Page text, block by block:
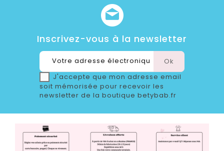
Inscrivez-vous à la newsletter
J'accepte que mon adresse email
soit mémorisée pour recevoir les
newsletter de la boutique betybab.fr